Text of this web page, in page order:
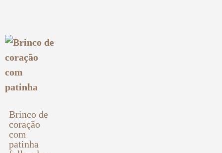
Brinco de
coração
com
patinha